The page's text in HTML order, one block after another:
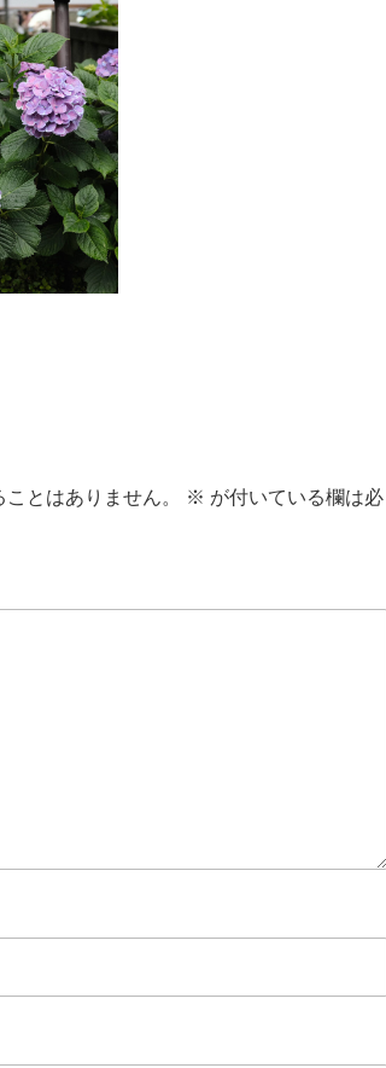
とはありません。 ※ が付いている欄は必